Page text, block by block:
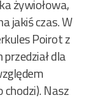
żywiołowa,
jakiś czas. W
Poirot z
dla
Nasz